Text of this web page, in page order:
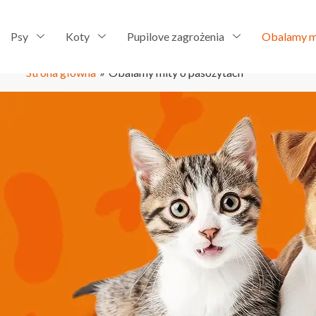
Psy Koty Pupilove zagrożenia Obalamy
Strona główna » Obalamy mity o pasożytach